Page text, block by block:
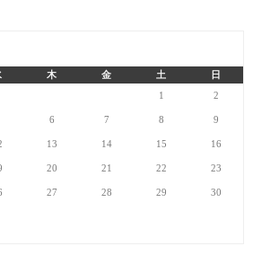
木 金 土
日
1
2
6 7 8 9
13 14 15 16
20 21 22 23
27 28 29 30